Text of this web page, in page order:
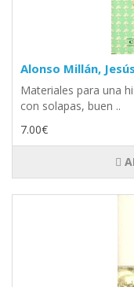
Alonso Millán,
Materiales para una
con solapas, buen ..
7.00€